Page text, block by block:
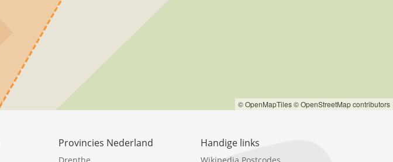
© OpenMapTiles© OpenStreetMap contributors
Provincies Nederland Handige links